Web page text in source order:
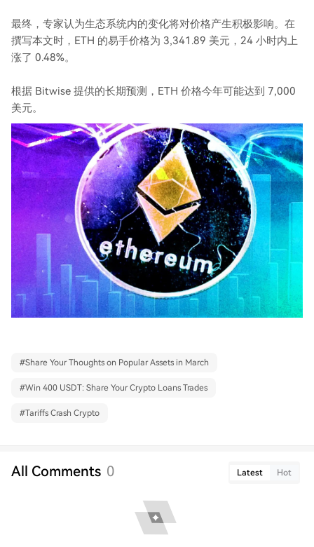
最终，专家认为生态系统内的变化将对价格产生积极影响。在
撰写本文时，ETH 的易手价格为 3,341.89 美元，24 小时内上
涨了 0.48%。
根据 Bitwise 提供的长期预测，ETH 价格今年可能达到 7,000
美元。
#Share Your Thoughts on Popular Assets in March
#Win 400 USDT: Share Your Crypto Loans Trades
#Tariffs Crash Crypto
All Comments 0 Latest Hot